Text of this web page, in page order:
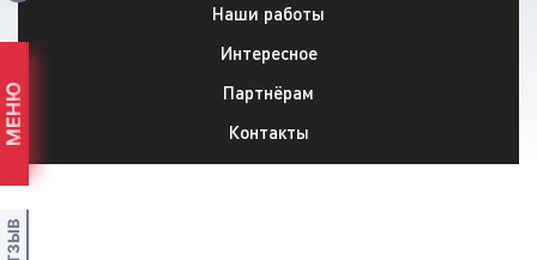
Наши работы
Интересное
Партнёрам
Контакты
МЕНЮ